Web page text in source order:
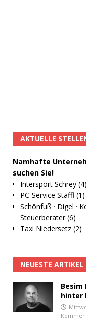
AKTUELLE
Namhafte
suchen Sie!
Intersport Schrey (4)
PC-Service Staffl (1)
Schönfuß · Digel ·
Steuerberater (6)
Taxi Niedersetz (2)
NEUESTE ARTIKEL
Besim
hinter